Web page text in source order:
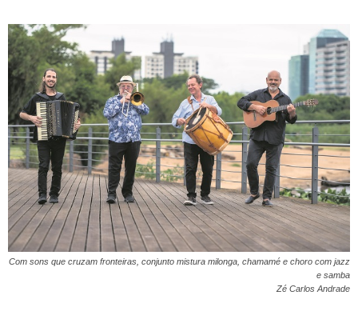
Com sons que cruzam fronteiras, conjunto mistura milonga, chamamé e choro com jazz
e samba
Zé Carlos Andrade